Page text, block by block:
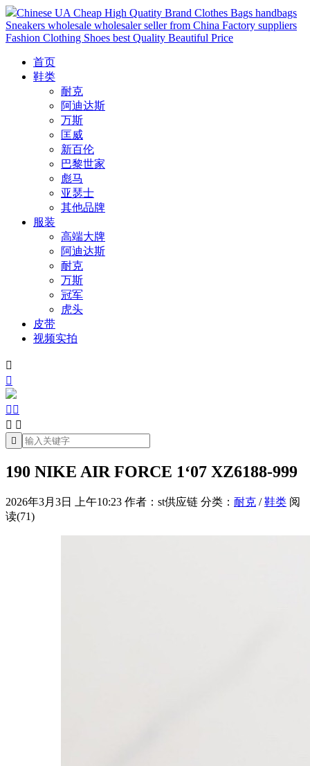
Chinese UA Cheap High Quatity Brand Clothes Bags handbags
Sneakers wholesale wholesaler seller from China Factory suppliers
Fashion Clothing Shoes best Quality Beautiful Price
首页
鞋类
耐克
阿迪达斯
万斯
匡威
新百伦
巴黎世家
彪马
亚瑟士
其他品牌
服装
高端大牌
阿迪达斯
耐克
万斯
冠军
虎头
皮带
视频实拍


 
 

190 NIKE AIR FORCE 1‘07 XZ6188-999
2026年3月3日 上午10:23 作者：st供应链 分类： 耐克 /鞋类 阅
读(71)